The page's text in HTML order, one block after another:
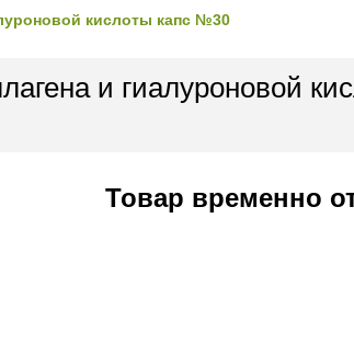
кислоты капс №30
и гиалуроновой
Товар временно